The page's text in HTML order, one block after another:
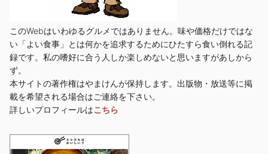
このWebはいわゆるグルメではありません。味や価格だけではな
い「よい食事」とは何かを追求するためにひたすら食い倒れる記
録です。私の嗜好に合う人しか楽しめないと思いますがあしから
ず。
本サイトの著作権はやまけんが保持します。出版物・放送等に掲
載を希望される場合はご連絡を下さい。
詳しいプロフィールはこちら